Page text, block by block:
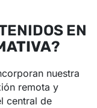
EN
?
nuestra
remota y
central de